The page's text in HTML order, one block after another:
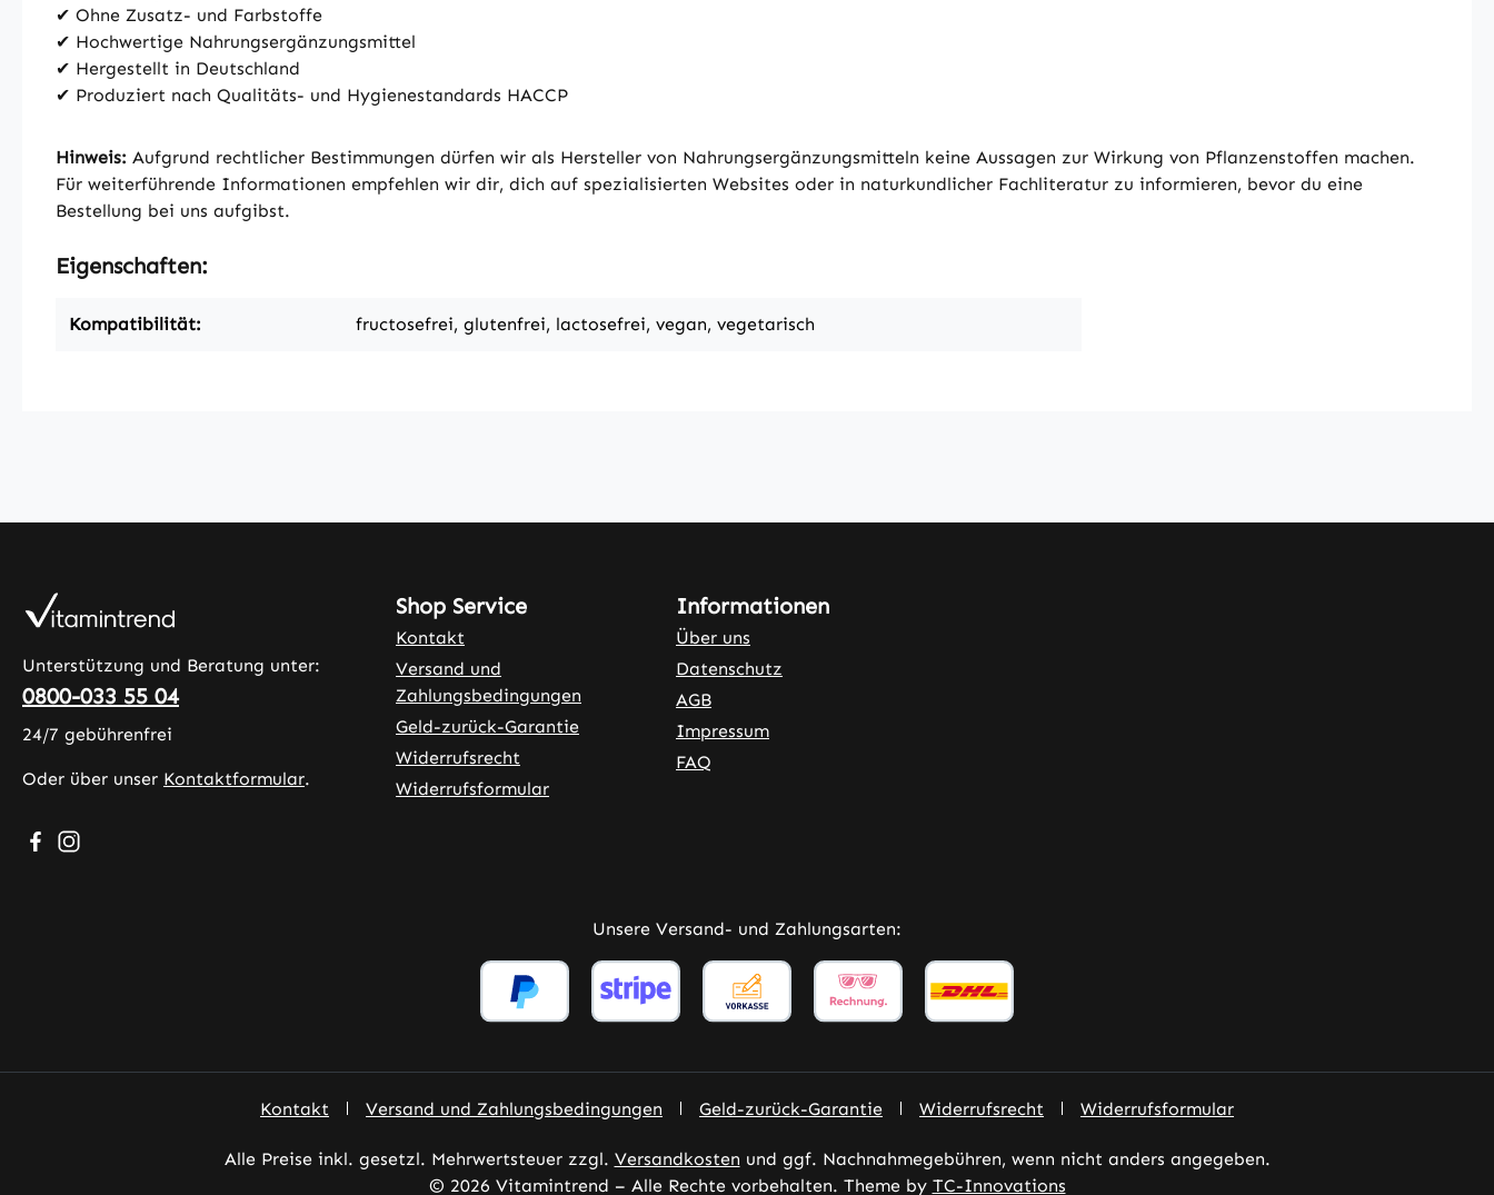
✔ Ohne Zusatz- und Farbstoffe
✔ Hochwertige Nahrungsergänzungsmittel
✔ Hergestellt in Deutschland
✔ Produziert nach Qualitäts- und Hygienestandards HACCP
Hinweis: Aufgrund rechtlicher Bestimmungen dürfen wir als Hersteller von Nahrungsergänzungsmitteln keine Aussagen zur Wirkung von Pflanzenstoffen machen.
Für weiterführende Informationen empfehlen wir dir, dich auf spezialisierten Websites oder in naturkundlicher Fachliteratur zu informieren, bevor du eine
Bestellung bei uns aufgibst.
Eigenschaften:
Kompatibilität: fructosefrei, glutenfrei, lactosefrei, vegan, vegetarisch
Unterstützung und Beratung unter:
0800-033 55 04
24/7 gebührenfrei
Oder über unser Kontaktformular.
Besuche uns auf Facebook – öffnet in neuem Tab (externer Link)
Schau auf Instagram vorbei – öffnet in neuem Tab (externer Link)
Shop Service
Kontakt
Versand und
Zahlungsbedingungen
Geld-zurück-Garantie
Widerrufsrecht
Widerrufsformular
Informationen
Über uns
Datenschutz
AGB
Impressum
FAQ
Unsere Versand- und Zahlungsarten:
Kontakt Versand und Zahlungsbedingungen Geld-zurück-Garantie Widerrufsrecht Widerrufsformular
Alle Preise inkl. gesetzl. Mehrwertsteuer zzgl. Versandkosten und ggf. Nachnahmegebühren, wenn nicht anders angegeben.
© 2026 Vitamintrend – Alle Rechte vorbehalten. Theme by TC-Innovations